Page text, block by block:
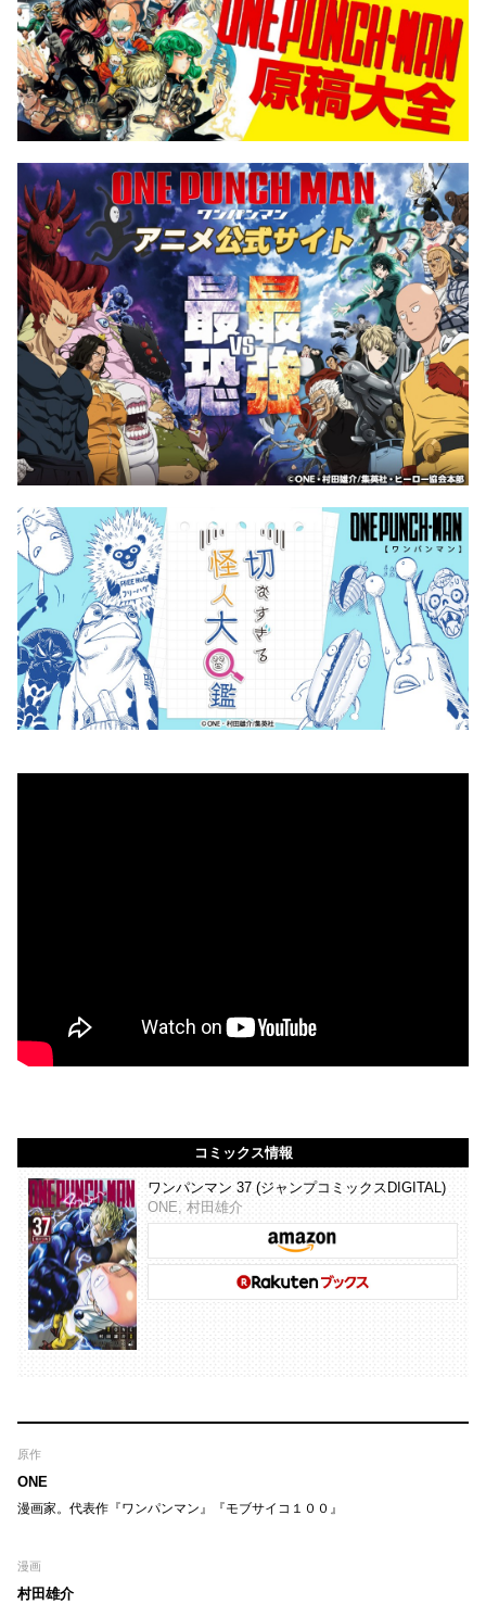
コミックス情報
ワンパンマン 37 (ジャンプコミックスDIGITAL)
ONE, 村田雄介
原作
ONE
漫画家。代表作『ワンパンマン』『モブサイコ１００』
漫画
村田雄介